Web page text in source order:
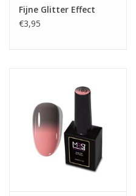
van het statief en de lamp kop
werkplek vrij aanpassen aan
bewegingsbereik en een
gedraaid. Hierdoor kan de
worden aangepast aan de
gebruiker en het type werk dat
een uitstekende verlichting van
Aanpassing van kleur en
De kleur en intensiteit van het
aangepast met het
Fijne Glitter Effect
€3,95